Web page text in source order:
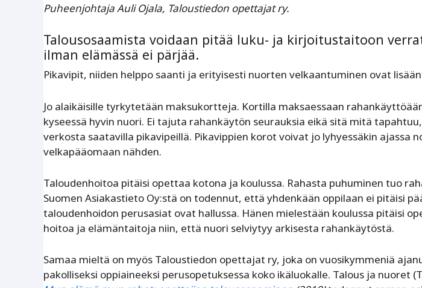
Puheenjohtaja Auli Ojala, Taloustiedon opettajat ry.
Talousosaamista voidaan pitää luku- ja kirjoitustaitoon
ilman elämässä ei pärjää.
Pikavipit, niiden helppo saanti ja erityisesti nuorten velkaantuminen ovat
Jo alaikäisille tyrkytetään maksukortteja. Kortilla maksaessaan
kyseessä hyvin nuori. Ei tajuta rahankäytön seurauksia eikä sitä mitä
verkosta saatavilla pikavipeillä. Pikavippien korot voivat jo lyhyessäkin ajassa
velkapääomaan nähden.
Taloudenhoitoa pitäisi opettaa kotona ja koulussa. Rahasta puhuminen tuo
Suomen Asiakastieto Oy:stä on todennut, että yhdenkään oppilaan ei pitäisi
taloudenhoidon perusasiat ovat hallussa. Hänen mielestään koulussa pitäisi
hoitoa ja elämäntaitoja niin, että nuori selviytyy arkisesta rahankäytöstä.
Samaa mieltä on myös Taloustiedon opettajat ry, joka on vuosikymmeniä
pakolliseksi oppiaineeksi perusopetuksessa koko ikäluokalle. Talous ja nuoret